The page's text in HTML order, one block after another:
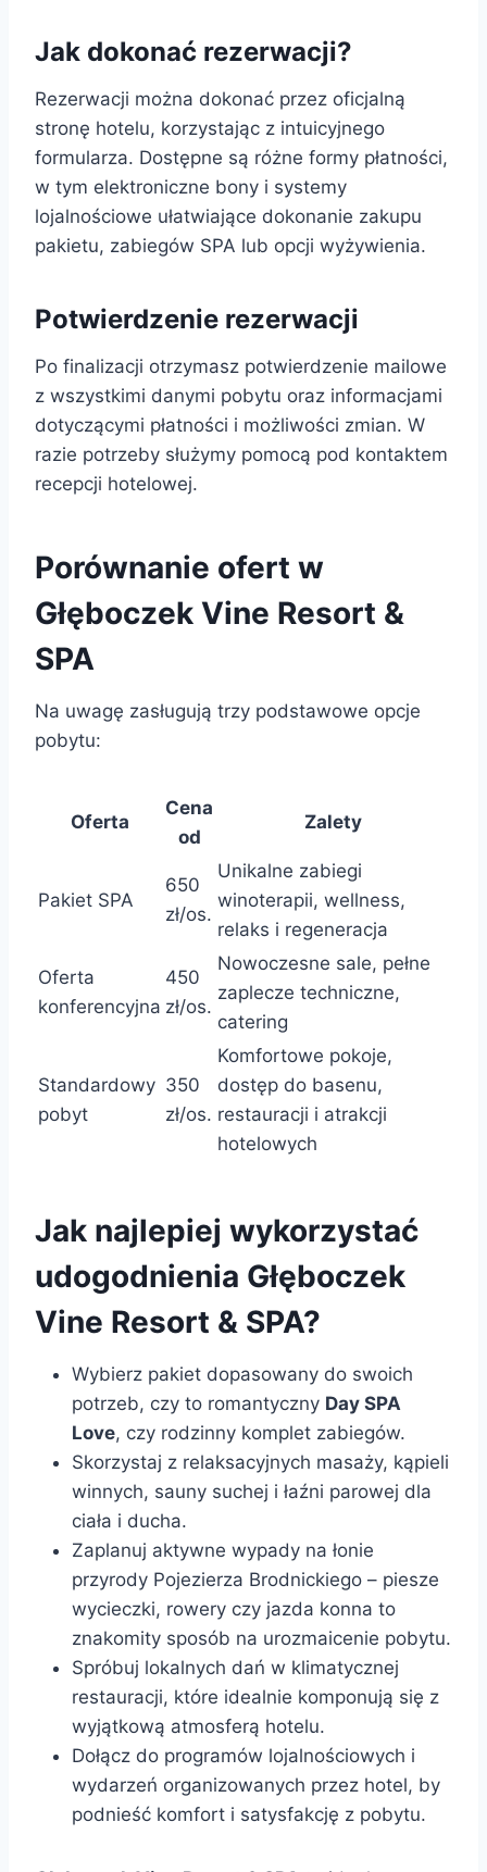
Jak dokonać rezerwacji?
Rezerwacji można dokonać przez oficjalną
stronę hotelu, korzystając z intuicyjnego
formularza. Dostępne są różne formy płatności,
w tym elektroniczne bony i systemy
lojalnościowe ułatwiające dokonanie zakupu
pakietu, zabiegów SPA lub opcji wyżywienia.
Potwierdzenie rezerwacji
Po finalizacji otrzymasz potwierdzenie mailowe
z wszystkimi danymi pobytu oraz informacjami
dotyczącymi płatności i możliwości zmian. W
razie potrzeby służymy pomocą pod kontaktem
recepcji hotelowej.
Porównanie ofert w
Głęboczek Vine Resort &
SPA
Na uwagę zasługują trzy podstawowe opcje
pobytu:
Oferta
Cena
od
Zalety
Pakiet SPA
650
zł/os.
Unikalne zabiegi
winoterapii, wellness,
relaks i regeneracja
Oferta
konferencyjna
450
zł/os.
Nowoczesne sale, pełne
zaplecze techniczne,
catering
Standardowy
pobyt
350
zł/os.
Komfortowe pokoje,
dostęp do basenu,
restauracji i atrakcji
hotelowych
Jak najlepiej wykorzystać
udogodnienia Głęboczek
Vine Resort & SPA?
Wybierz pakiet dopasowany do swoich
potrzeb, czy to romantyczny Day SPA
Love, czy rodzinny komplet zabiegów.
Skorzystaj z relaksacyjnych masaży, kąpieli
winnych, sauny suchej i łaźni parowej dla
ciała i ducha.
Zaplanuj aktywne wypady na łonie
przyrody Pojezierza Brodnickiego – piesze
wycieczki, rowery czy jazda konna to
znakomity sposób na urozmaicenie pobytu.
Spróbuj lokalnych dań w klimatycznej
restauracji, które idealnie komponują się z
wyjątkową atmosferą hotelu.
Dołącz do programów lojalnościowych i
wydarzeń organizowanych przez hotel, by
podnieść komfort i satysfakcję z pobytu.